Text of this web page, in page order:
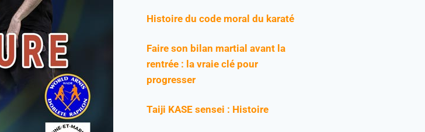
Histoire du code moral du karaté
Faire son bilan martial avant la
rentrée : la vraie clé pour
progresser
Taiji KASE sensei : Histoire